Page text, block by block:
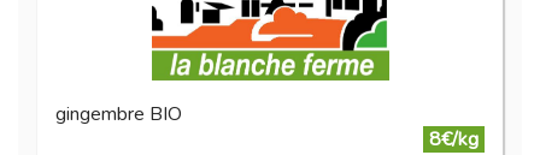
gingembre BIO
8€/kg